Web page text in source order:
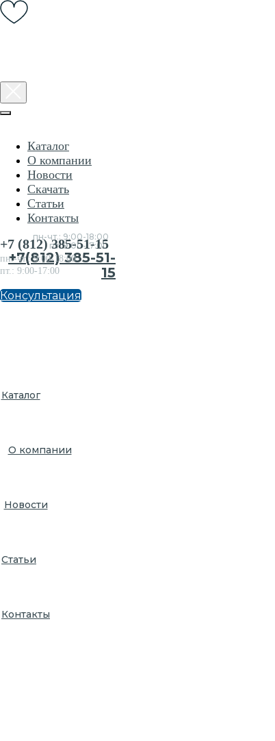
Консультация
пн-чт.: 9:00-18:00
пт.:9:00-17:00
+7(812) 385-51-
15
Каталог
О компании
Новости
Статьи
Контакты
Каталог
О компании
Новости
Скачать
Статьи
Контакты
+7 (812) 385-51-15
пн.-чт.: 9:00-18:00
пт.: 9:00-17:00
Консультация